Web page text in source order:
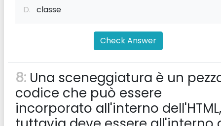
D. classe
Check Answer
8: Una sceneggiatura è un
codice che può essere
incorporato all'interno dell'HTML,